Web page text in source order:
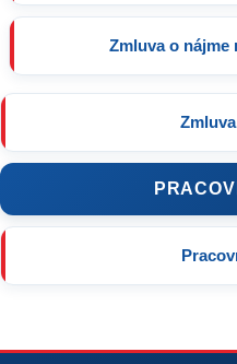
Zmluva o